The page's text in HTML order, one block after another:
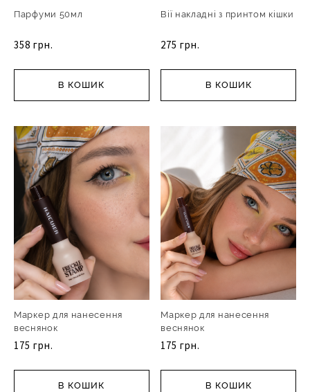
Парфуми 50мл
358 грн.
В КОШИК
Вії накладні з принтом кішки
275 грн.
В КОШИК
Маркер для нанесення
веснянок
175 грн.
В КОШИК
Маркер для нанесення
веснянок
175 грн.
В КОШИК